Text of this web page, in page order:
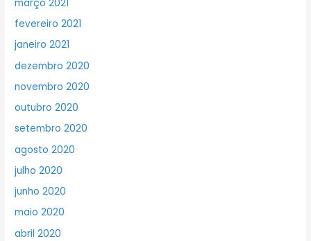
março 2021
fevereiro 2021
janeiro 2021
dezembro 2020
novembro 2020
outubro 2020
setembro 2020
agosto 2020
julho 2020
junho 2020
maio 2020
abril 2020